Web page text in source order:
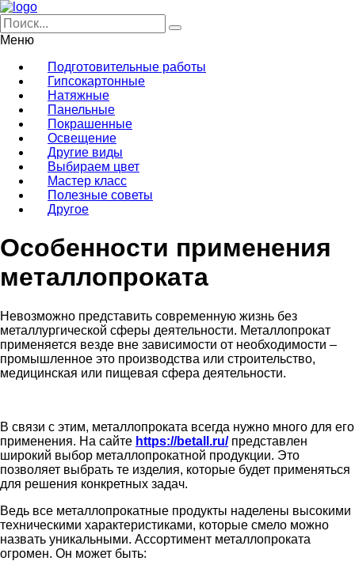
Меню
Подготовительные работы
Гипсокартонные
Натяжные
Панельные
Покрашенные
Освещение
Другие виды
Выбираем цвет
Мастер класс
Полезные советы
Другое
Особенности применения
металлопроката
Невозможно представить современную жизнь без
металлургической сферы деятельности. Металлопрокат
применяется везде вне зависимости от необходимости –
промышленное это производства или строительство,
медицинская или пищевая сфера деятельности.
В связи с этим, металлопроката всегда нужно много для его
применения. На сайте https://betall.ru/представлен
широкий выбор металлопрокатной продукции. Это
позволяет выбрать те изделия, которые будет применяться
для решения конкретных задач.
Ведь все металлопрокатные продукты наделены высокими
техническими характеристиками, которые смело можно
назвать уникальными. Ассортимент металлопроката
огромен. Он может быть: